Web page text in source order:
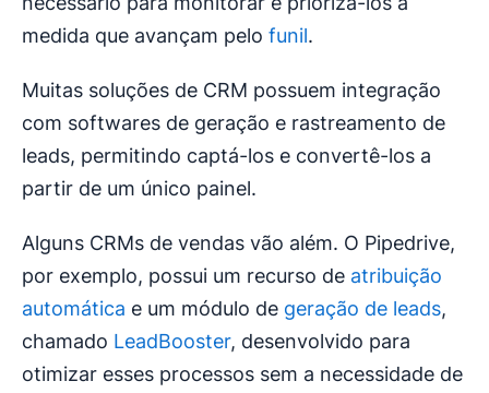
medida que avançam pelo funil.
Muitas soluções de CRM possuem integração
com softwares de geração e rastreamento de
leads, permitindo captá-los e convertê-los a
partir de um único painel.
Alguns CRMs de vendas vão além. O Pipedrive,
por exemplo, possui um recurso de atribuição
automática e um módulo de geração de leads,
chamado LeadBooster, desenvolvido para
otimizar esses processos sem a necessidade de